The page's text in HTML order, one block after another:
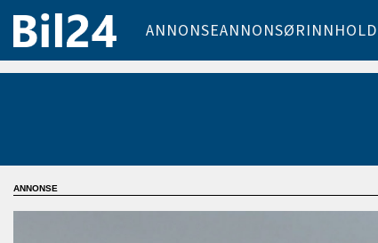
ANNONSEANNONSØRINNHOLD